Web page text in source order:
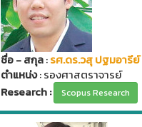
ชื่อ - สกุล:รศ.ดร.วสุ ปฐมอารีย์
ตำแหน่ง: รองศาสตราจารย์
Research :
Scopus Research